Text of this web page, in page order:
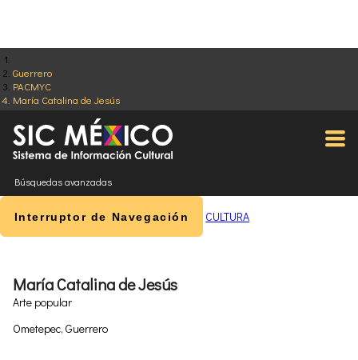
Guerrero
PACMYC
María Catalina de Jesús
Búsquedas avanzadas
Interruptor de Navegación CULTURA
María Catalina de Jesús
Arte popular
Ometepec, Guerrero